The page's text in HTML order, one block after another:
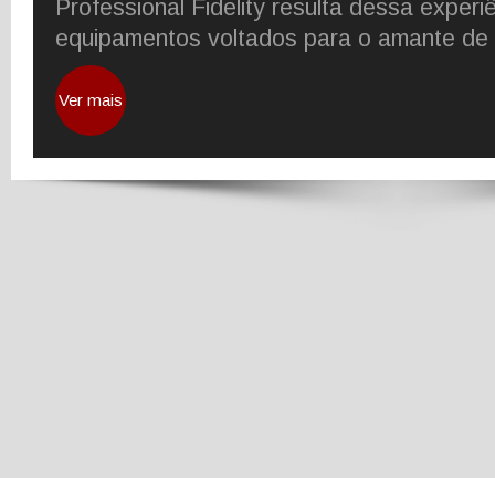
Professional Fidelity resulta dessa
equipamentos voltados para o amante
Ver mais